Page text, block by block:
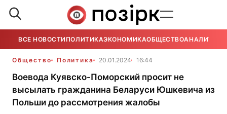
ВСЕ НОВОСТИ ПОЛИТИКАЭКОНОМИКАОБЩЕСТВОАНАЛИТИКА
Общество Политика 20.01.2024 16:44
Воевода Куявско-Поморский просит не
высылать гражданина Беларуси Юшкевича из
Польши до рассмотрения жалобы